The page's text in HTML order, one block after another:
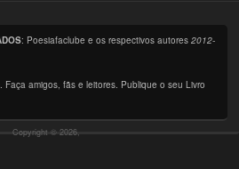
: Poesiafaclube e os respectivos autores2012-
amigos, fãs e leitores. Publique o seu Livro
Copyright © 2026,